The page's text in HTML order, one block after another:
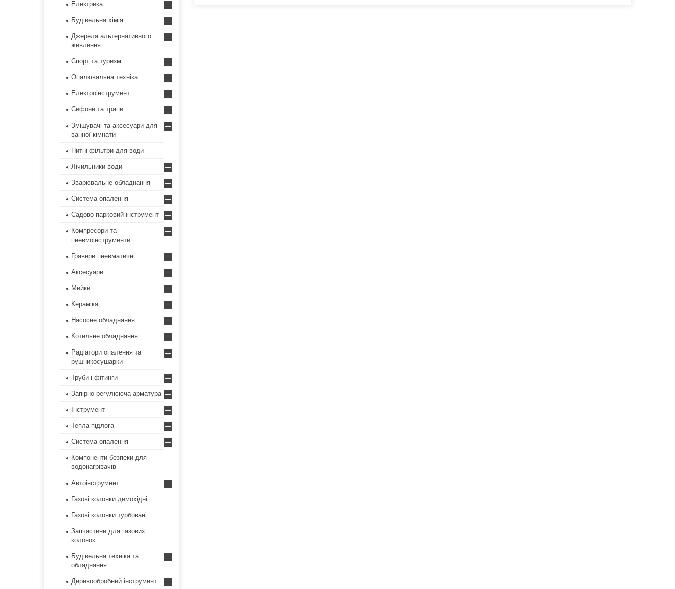
Електрика
Будівельна хімія
Джерела альтернативного
живлення
Спорт та туризм
Опалювальна техніка
Електроінструмент
Сифони та трапи
Змішувачі та аксесуари для
ванної кімнати
Питні фільтри для води
Лічильники води
Зварювальне обладнання
Система опалення
Садово парковий інструмент
Компресори та
пневмоінструменти
Гравери пневматичні
Аксесуари
Мийки
Кераміка
Насосне обладнання
Котельне обладнання
Радіатори опалення та
рушникосушарки
Труби і фітинги
Запірно-регулююча арматура
Інструмент
Тепла підлога
Система опалення
Компоненти безпеки для
водонагрівачів
Автоінструмент
Газові колонки димохідні
Газові колонки турбовані
Запчастини для газових
колонок
Будівельна техніка та
обладнання
Деревообробний інструмент